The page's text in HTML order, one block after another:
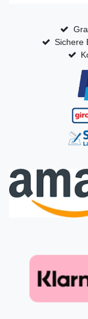
Sichere